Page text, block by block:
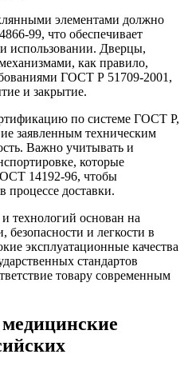
элементами должно
99, что обеспечивает
использовании. Дверцы,
как правило,
ГОСТ Р 51709-2001,
и закрытие.
по системе ГОСТ Р,
заявленным техническим
Важно учитывать и
которые
14192-96, чтобы
процессе доставки.
технологий основан на
безопасности и легкости в
эксплуатационные качества
стандартов
товару современным